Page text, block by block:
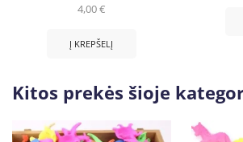
4,00€
Į KREPŠELĮ
Kitos prekės šioje